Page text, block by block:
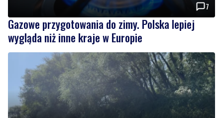
7
Gazowe przygotowania do zimy. Polska lepiej
wygląda niż inne kraje w Europie